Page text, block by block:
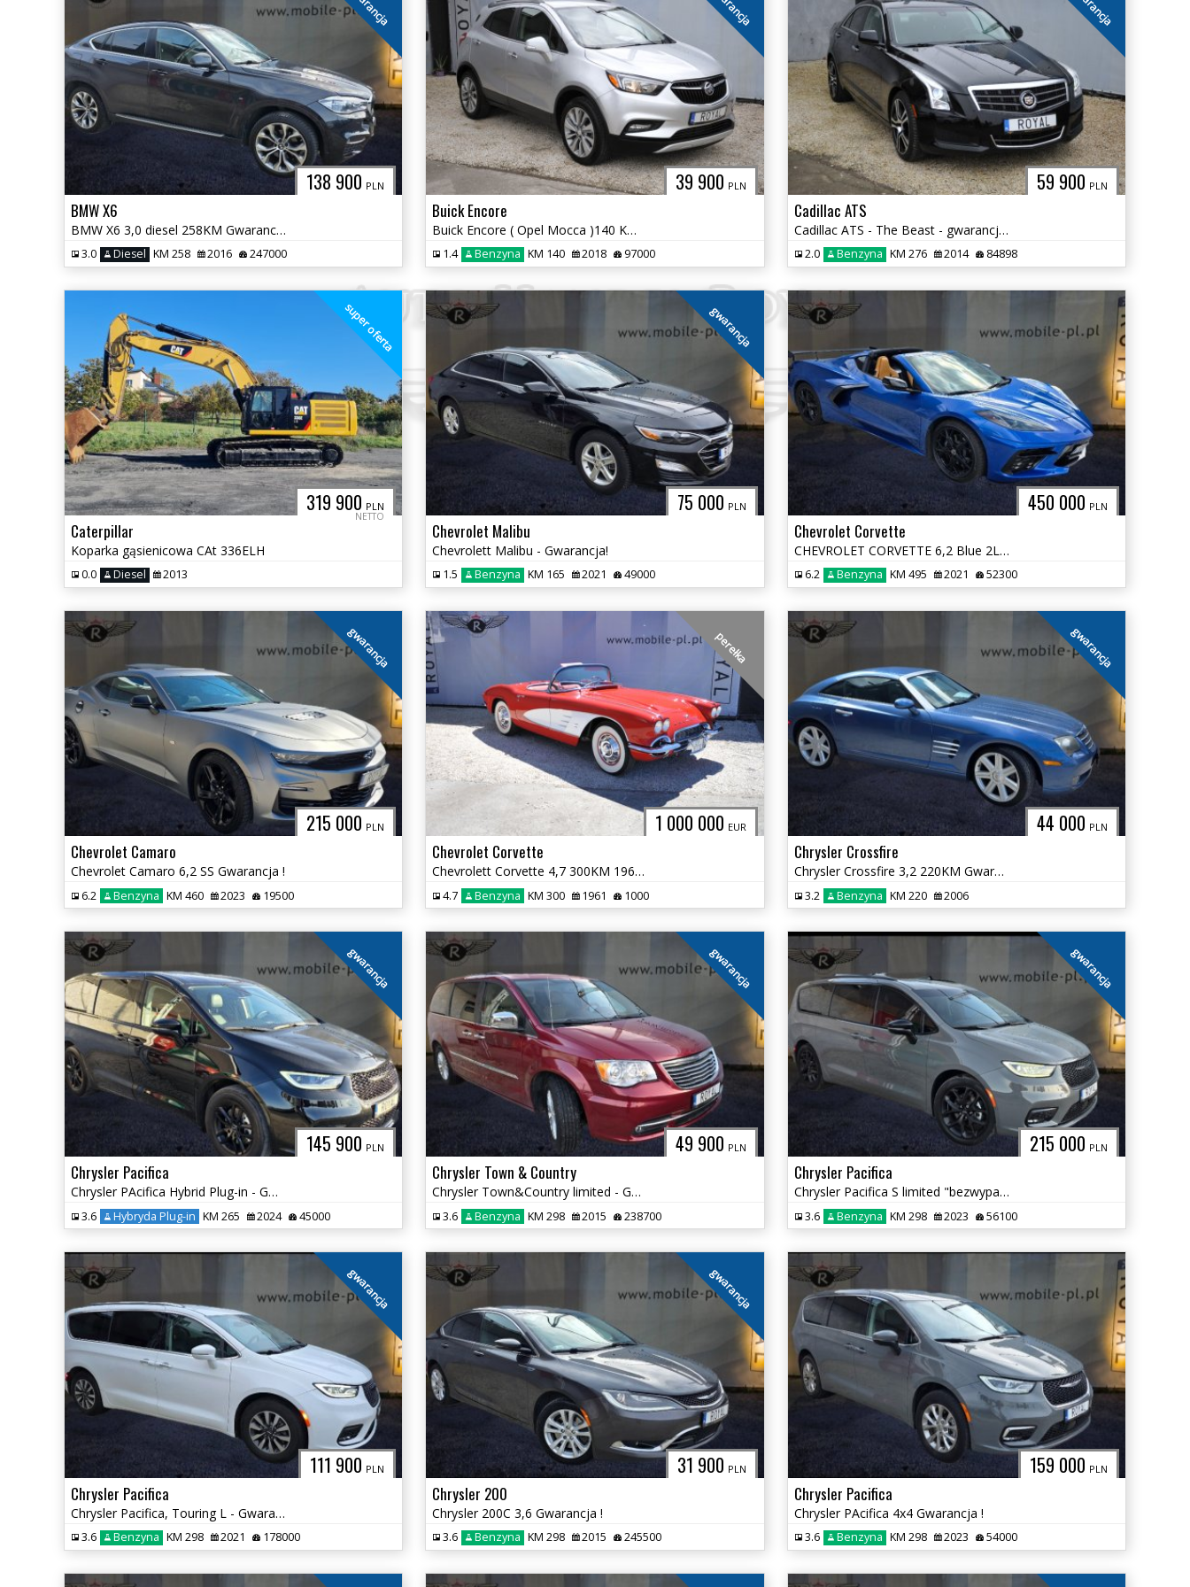
138 900 PLN
BMW X6
BMW X6 3,0 diesel 258KM Gwarancja
3.0 Diesel KM 258 2016 247000
39 900 PLN
Buick Encore
Buick Encore ( Opel Mocca )140 KM Gwarancja
1.4 Benzyna KM 140 2018 97000
59 900 PLN
Cadillac ATS
Cadillac ATS - The Beast - gwarancja !
2.0 Benzyna KM 276 2014 84898
319 900 PLN
NETTO
super oferta
Caterpillar
Koparka gąsienicowa CAt 336ELH
0.0 Diesel 2013
75 000 PLN
gwarancja
Chevrolet Malibu
Chevrolett Malibu - Gwarancja!
1.5 Benzyna KM 165 2021 49000
450 000 PLN
Chevrolet Corvette
CHEVROLET CORVETTE 6,2 Blue 2LT Gwarancja !
6.2 Benzyna KM 495 2021 52300
215 000 PLN
gwarancja
Chevrolet Camaro
Chevrolet Camaro 6,2 SS Gwarancja !
6.2 Benzyna KM 460 2023 19500
1 000 000 EUR
perełka
Chevrolet Corvette
Chevrolett Corvette 4,7 300KM 1961 ROK !!!!
4.7 Benzyna KM 300 1961 1000
44 000 PLN
gwarancja
Chrysler Crossfire
Chrysler Crossfire 3,2 220KM Gwarancja
3.2 Benzyna KM 220 2006
145 900 PLN
gwarancja
Chrysler Pacifica
Chrysler PAcifica Hybrid Plug-in - Gwaramcja
3.6 Hybryda Plug-in KM 265 2024 45000
49 900 PLN
gwarancja
Chrysler Town & Country
Chrysler Town&Country limited - Gwarancja
3.6 Benzyna KM 298 2015 238700
215 000 PLN
gwarancja
Chrysler Pacifica
Chrysler Pacifica S limited "bezwypadkowa" - Gwaracnja
3.6 Benzyna KM 298 2023 56100
111 900 PLN
gwarancja
Chrysler Pacifica
Chrysler Pacifica, Touring L - Gwaracnja
3.6 Benzyna KM 298 2021 178000
31 900 PLN
gwarancja
Chrysler 200
Chrysler 200C 3,6 Gwarancja !
3.6 Benzyna KM 298 2015 245500
159 000 PLN
Chrysler Pacifica
Chrysler PAcifica 4x4 Gwarancja !
3.6 Benzyna KM 298 2023 54000